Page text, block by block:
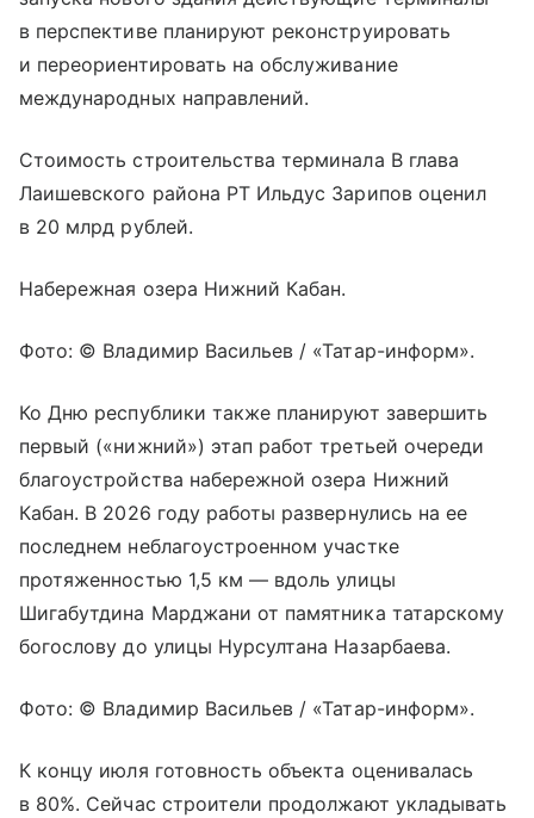
в перспективе планируют реконструировать
и переориентировать на обслуживание
международных направлений.
Стоимость строительства терминала В глава
Лаишевского района РТ Ильдус Зарипов оценил
в 20 млрд рублей.
Набережная озера Нижний Кабан.
Фото: © Владимир Васильев / «Татар-информ».
Ко Дню республики также планируют завершить
первый («нижний») этап работ третьей очереди
благоустройства набережной озера Нижний
Кабан. В 2026 году работы развернулись на ее
последнем неблагоустроенном участке
протяженностью 1,5 км — вдоль улицы
Шигабутдина Марджани от памятника татарскому
богослову до улицы Нурсултана Назарбаева.
Фото: © Владимир Васильев / «Татар-информ».
К концу июля готовность объекта оценивалась
в 80%. Сейчас строители продолжают укладывать